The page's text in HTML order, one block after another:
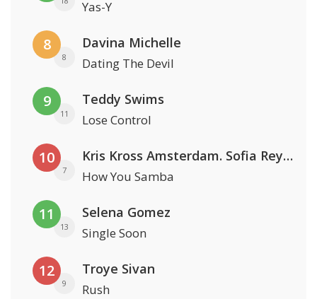
Yas-Y
8
8
Davina Michelle
Dating The Devil
9
11
Teddy Swims
Lose Control
10
7
Kris Kross Amsterdam. Sofia Reyes & Tinie Tempah
How You Samba
11
13
Selena Gomez
Single Soon
12
9
Troye Sivan
Rush